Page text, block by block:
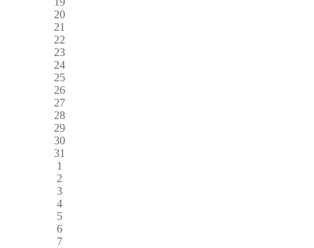
20
21
22
23
24
25
26
27
28
29
30
31
1
2
3
4
5
6
7